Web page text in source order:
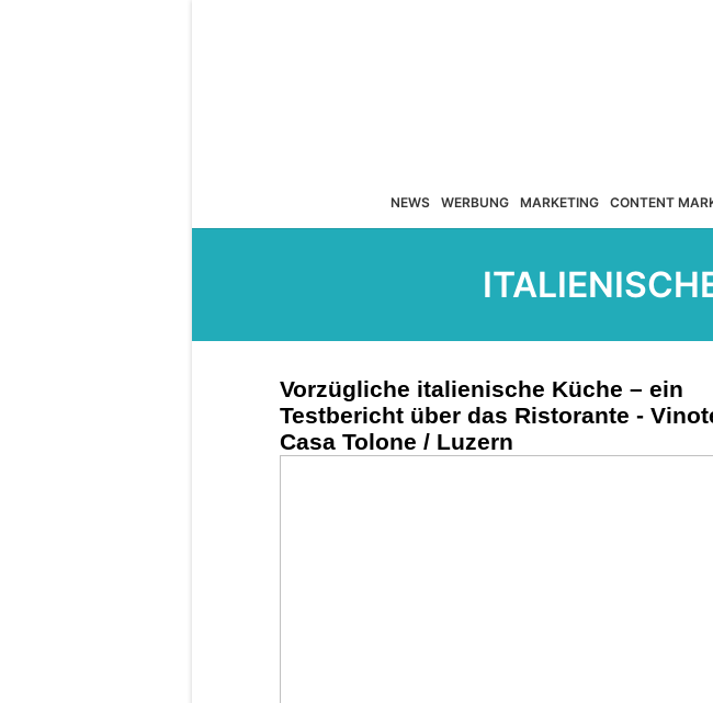
NEWS WERBUNG MARKETING CONTENT
Vorzügliche italienische Küche – ein
Testbericht über das Ristorante -
Casa Tolone / Luzern